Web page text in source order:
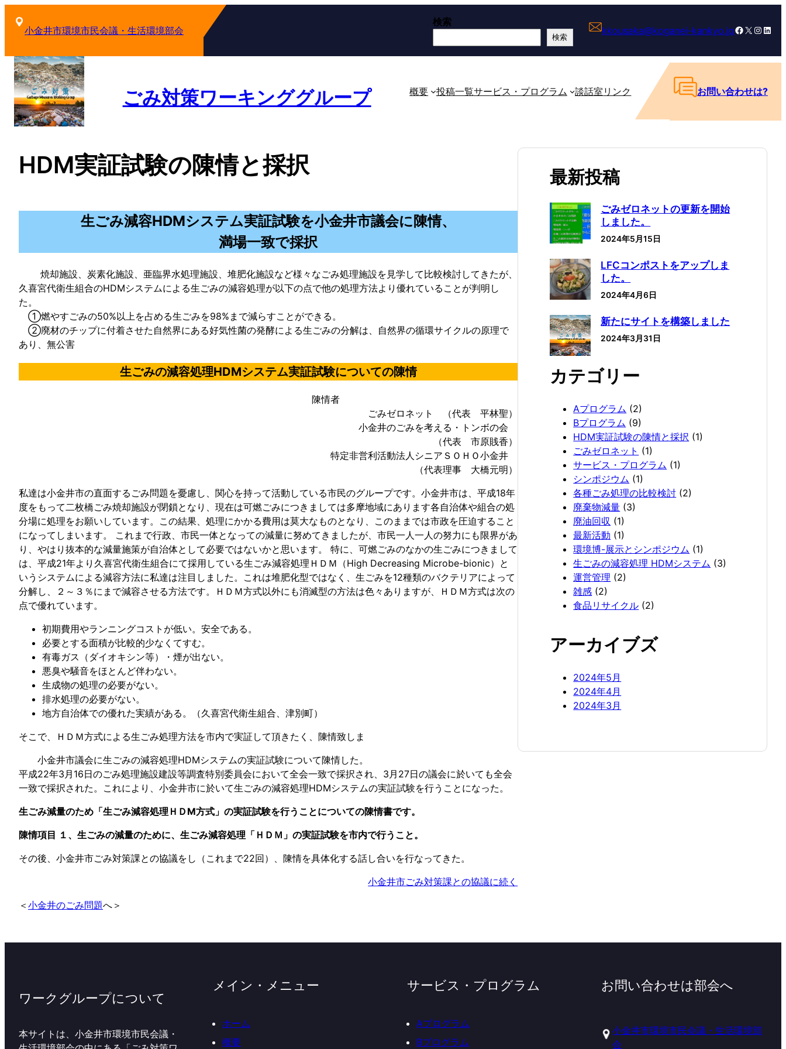
ス
小金井市環境市民会議・生活環境部会
検索
検索
kkousaka@koganei-kankyo.jpFacebook X Instagram LinkedIn
ごみ対策ワーキンググループ 概要 投稿一覧サービス・プログラム 談話室 リンク お問い合わせは?
HDM実証試験の陳情と採択
生ごみ減容HDMシステム実証試験を小金井市議会に陳情、
満場一致で採択
焼却施設、炭素化施設、亜臨界水処理施設、堆肥化施設など様々なごみ処理施設を見学して比較検討してきたが、
久喜宮代衛生組合のHDMシステムによる生ごみの減容処理が以下の点で他の処理方法より優れていることが判明し
た。
①燃やすごみの50%以上を占める生ごみを98%まで減らすことができる。
②廃材のチップに付着させた自然界にある好気性菌の発酵による生ごみの分解は、自然界の循環サイクルの原理で
あり、無公害
生ごみの減容処理HDMシステム実証試験についての陳情
陳情者
ごみゼロネット （代表 平林聖）
小金井のごみを考える・トンボの会
（代表 市原賎香）
特定非営利活動法人シニアＳＯＨＯ小金井
（代表理事 大橋元明）
私達は小金井市の直面するごみ問題を憂慮し、関心を持って活動している市民のグループです。小金井市は、平成18年
度をもって二枚橋ごみ焼却施設が閉鎖となり、現在は可燃ごみにつきましては多摩地域にあります各自治体や組合の処
分場に処理をお願いしています。この結果、処理にかかる費用は莫大なものとなり、このままでは市政を圧迫すること
になってしまいます。 これまで行政、市民一体となっての減量に努めてきましたが、市民一人一人の努力にも限界があ
り、やはり抜本的な減量施策が自治体として必要ではないかと思います。 特に、可燃ごみのなかの生ごみにつきまして
は、平成21年より久喜宮代衛生組合にて採用している生ごみ減容処理ＨＤＭ（High Decreasing Microbe-bionic）と
いうシステムによる減容方法に私達は注目しました。これは堆肥化型ではなく、生ごみを12種類のバクテリアによって
分解し、２～３％にまで減容させる方法です。ＨＤＭ方式以外にも消滅型の方法は色々ありますが、ＨＤＭ方式は次の
点で優れています。
初期費用やランニングコストが低い。安全である。
必要とする面積が比較的少なくてすむ。
有毒ガス（ダイオキシン等）・煙が出ない。
悪臭や騒音をほとんど伴わない。
生成物の処理の必要がない。
排水処理の必要がない。
地方自治体での優れた実績がある。（久喜宮代衛生組合、津別町）
そこで、ＨＤＭ方式による生ごみ処理方法を市内で実証して頂きたく、陳情致しま
小金井市議会に生ごみの減容処理HDMシステムの実証試験について陳情した。
平成22年3月16日のごみ処理施設建設等調査特別委員会において全会一致で採択され、3月27日の議会に於いても全会
一致で採択された。これにより、小金井市に於いて生ごみの減容処理HDMシステムの実証試験を行うことになった。
生ごみ減量のため「生ごみ減容処理ＨＤM方式」の実証試験を行うことについての陳情書です。
陳情項目 １、生ごみの減量のために、生ごみ減容処理「ＨＤＭ」の実証試験を市内で行うこと。
その後、小金井市ごみ対策課との協議をし（これまで22回）、陳情を具体化する話し合いを行なってきた。
小金井市ごみ対策課との協議に続く
＜ 小金井のごみ問題へ＞
最新投稿
ごみゼロネットの更新を開始
しました。
2024年5月15日
LFCコンポストをアップしま
した。
2024年4月6日
新たにサイトを構築しました
2024年3月31日
カテゴリー
Aプログラム (2)
Bプログラム (9)
HDM実証試験の陳情と採択 (1)
ごみゼロネット (1)
サービス・プログラム (1)
シンポジウム (1)
各種ごみ処理の比較検討 (2)
廃棄物減量 (3)
廃油回収 (1)
最新活動 (1)
環境博-展示とシンポジウム (1)
生ごみの減容処理 HDMシステム (3)
運営管理 (2)
雑感 (2)
食品リサイクル (2)
アーカイブズ
2024年5月
2024年4月
2024年3月
ワークグループについて
本サイトは、小金井市環境市民会議・
メイン・メニュー
ホーム
概要
サービス・プログラム
Aプログラム
Bプログラム
お問い合わせは部会へ
小金井市環境市民会議・生活環境部
会